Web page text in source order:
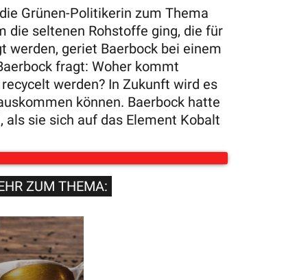
Grünen-Politikerin zum Thema
die seltenen Rohstoffe ging, die für
werden, geriet Baerbock bei einem
fragt: Woher kommt
werden? In Zukunft wird es
können. Baerbock hatte
sie sich auf das Element Kobalt
ZUM THEMA: